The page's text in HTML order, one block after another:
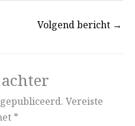
Volgend bericht →
Vereiste
*